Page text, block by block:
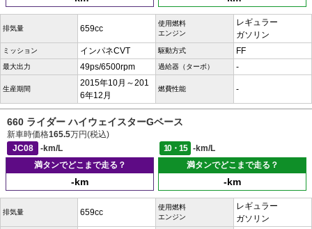
排気量 659cc
使用燃料
エンジン
レギュラー
ガソリン
ミッション インパネCVT 駆動方式 FF
最大出力 49ps/6500rpm 過給器（ターボ） -
生産期間
2015年10月～201
6年12月
燃費性能 -
660 ライダー ハイウェイスターGベース
新車時価格165.5万円(税込)
JC08
-km/L 10・15
-km/L
満タンでどこまで走る？
-km
満タンでどこまで走る？
-km
排気量 659cc
使用燃料
エンジン
レギュラー
ガソリン